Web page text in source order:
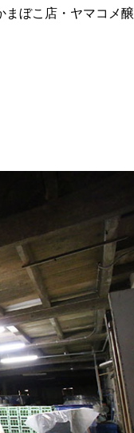
定食@島原半島
］喜ばれるチョコ♡久
レートのバレンタイン
まぼこ店・ヤマコメ醸